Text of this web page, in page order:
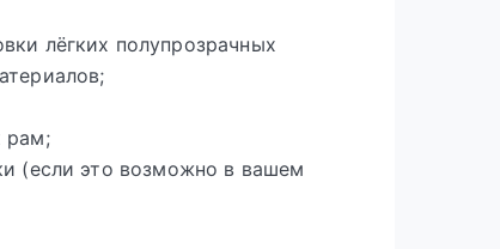
лёгких полупрозрачных
рам;
(если это возможно в вашем